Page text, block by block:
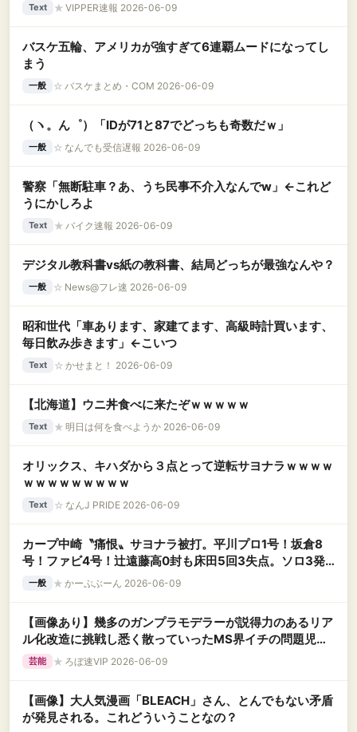
Text ★ VIPPER速報 2026-06-09
バスケ五輪、アメリカが強すぎて6連覇ムードになってし
まう
一般 ☆ バスケまとめ・COM 2026-06-09
（ヽ。ん゜）「IDが71と87でどっちも奇数だｗ」
一般 ☆ なんでも受信遅報 2026-06-09
警察「無断駐車？あ、うち民事不介入なんでw」←これど
うにかしろよ
Text ★ バイク速報 2026-06-09
デジタル教科書vs紙の教科書、結局どっちが最強なんや？
一般 ☆ News@フレ速 2026-06-09
昭和世代「車あります、家建てます、高級時計買います、
毎日飲み歩きます」←こいつ
Text ☆ かせまと！ 2026-06-09
【北海道】ウニ丼食べに来たぞｗｗｗｗｗ
Text ★ 明日は何を食べようか 2026-06-09
オリックス、キハダから３点とって逆転サヨナラｗｗｗｗ
ｗｗｗｗｗｗｗｗｗ
Text ☆ なんJ PRIDE 2026-06-09
カープ中崎〝痛恨〟サヨナラ被打。平川プロ1号！坂倉8
号！ファビ4号！辻遠藤高0封も床田5回3失点。ソロ3発
で3点リードも逆転負け【広島3-4x西武/試合結果】
一般 ★ かーぷぶーん 2026-06-09
【画像あり】幾多のガンプラモデラーが説得力のあるリア
ル化改造に挑戦し悉く散っていったMS界イチの問題児が
こちらｗｗｗｗ
芸能 ★ ろぼ速VIP 2026-06-09
【画像】大人気漫画「BLEACH」さん、とんでもない矛盾
が発見される。これどういうことなの？